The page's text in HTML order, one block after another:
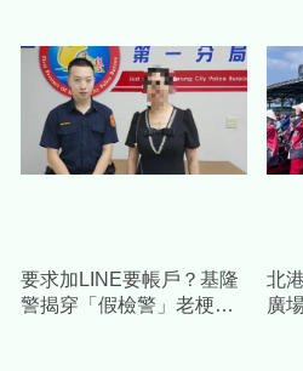
要求加LINE要帳戶？基隆
警揭穿「假檢警」老梗
北
廣